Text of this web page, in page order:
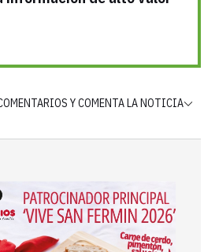
Y COMENTA LA NOTICIA